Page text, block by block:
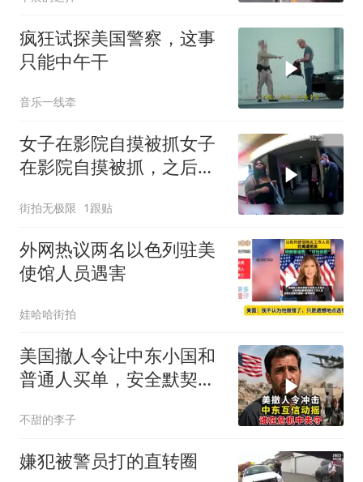
疯狂试探美国警察，这事
只能中午干
音乐一线牵
女子在影院自摸被抓女子
在影院自摸被抓，之后跟
街拍无极限 1跟贴
外网热议两名以色列驻美
使馆人员遇害
娃哈哈街拍
美国撤人令让中东小国和
普通人买单，安全默契破
不甜的李子
嫌犯被警员打的直转圈